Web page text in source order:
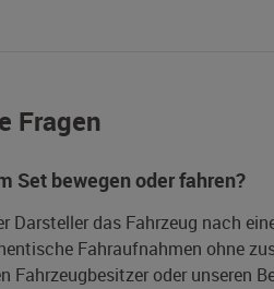
Fragen
Set bewegen oder fahren?
Darsteller das Fahrzeug nach
Fahraufnahmen ohne
Fahrzeugbesitzer oder unseren